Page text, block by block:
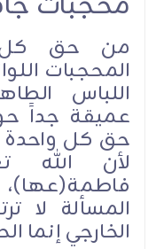
من حق كل
المحجبات
اللباس
عميقة جداً
حق كل واحدة
لأن الله
المسألة لا
الخارجي إنما